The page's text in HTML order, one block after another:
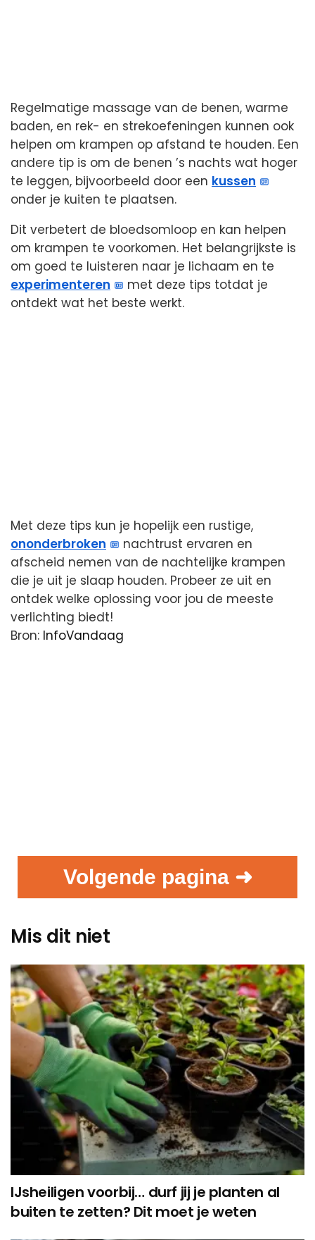
Regelmatige massage van de benen, warme
baden, en rek- en strekoefeningen kunnen ook
helpen om krampen op afstand te houden. Een
andere tip is om de benen ’s nachts wat hoger
te leggen, bijvoorbeeld door een kussen
onder je kuiten te plaatsen.
Dit verbetert de bloedsomloop en kan helpen
om krampen te voorkomen. Het belangrijkste is
om goed te luisteren naar je lichaam en te
experimenteren
met deze tips totdat je
ontdekt wat het beste werkt.
Met deze tips kun je hopelijk een rustige,
ononderbroken
nachtrust ervaren en
afscheid nemen van de nachtelijke krampen
die je uit je slaap houden. Probeer ze uit en
ontdek welke oplossing voor jou de meeste
verlichting biedt!
Bron: InfoVandaag
Volgende pagina ➜
Mis dit niet
IJsheiligen voorbij… durf jij je planten al
buiten te zetten? Dit moet je weten